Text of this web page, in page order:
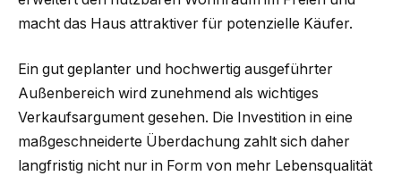
macht das Haus attraktiver für potenzielle Käufer.
Ein gut geplanter und hochwertig ausgeführter
Außenbereich wird zunehmend als wichtiges
Verkaufsargument gesehen. Die Investition in eine
maßgeschneiderte Überdachung zahlt sich daher
langfristig nicht nur in Form von mehr Lebensqualität